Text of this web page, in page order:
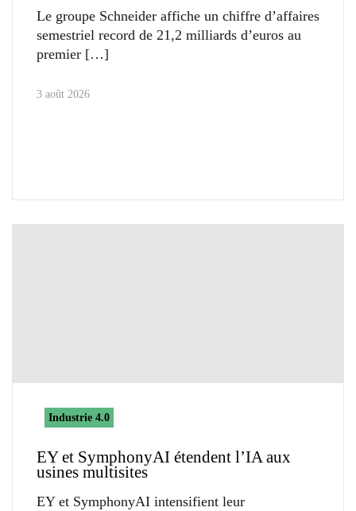
Le groupe Schneider affiche un chiffre d’affaires
semestriel record de 21,2 milliards d’euros au
premier
3 août 2026
Industrie 4.0
EY et SymphonyAI étendent l’IA aux
usines multisites
EY et SymphonyAI intensifient leur